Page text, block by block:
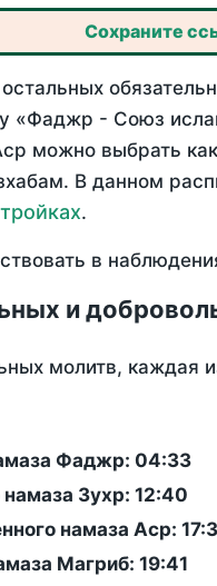
Сохраните
«Фаджр - Союз
можно выбрать
В данном
.
в
и
молитв, каждая
Фаджр: 04:33
Зухр: 12:40
намаза Аср:
Магриб: 19:41